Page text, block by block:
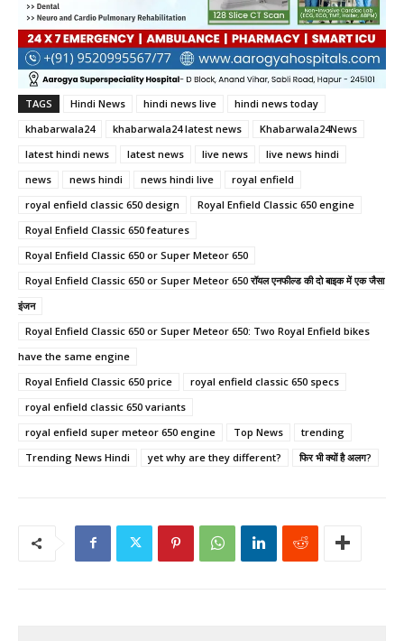
TAGS Hindi News hindi news live
hindi news today
khabarwala24
khabarwala24 latest news
Khabarwala24News
latest hindi news
latest news live news
live news hindi
news
news hindi news hindi live
royal enfield
royal enfield classic 650 design
Royal Enfield Classic 650 engine
Royal Enfield Classic 650 features
Royal Enfield Classic 650 or Super Meteor 650
Royal Enfield Classic 650 or Super Meteor 650 रॉयल एनफील्ड की दो बाइक में एक जैसा
इंजन
Royal Enfield Classic 650 or Super Meteor 650: Two Royal Enfield bikes
have the same engine
Royal Enfield Classic 650 price
royal enfield classic 650 specs
royal enfield classic 650 variants
royal enfield super meteor 650 engine
Top News
trending
Trending News Hindi
yet why are they different? फिर भी क्यों है अलग?